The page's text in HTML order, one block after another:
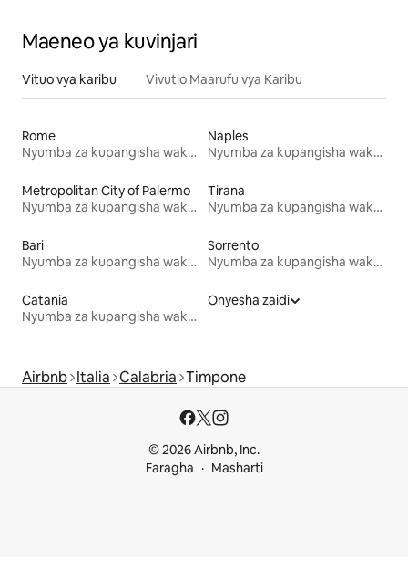
Maeneo ya kuvinjari
Vituo vya karibu Vivutio Maarufu vya Karibu
Rome
Nyumba za kupangisha wakati wa likizo
Naples
Nyumba za kupangisha wakati wa likizo
Metropolitan City of Palermo
Nyumba za kupangisha wakati wa likizo
Tirana
Nyumba za kupangisha wakati wa likizo
Bari
Nyumba za kupangisha wakati wa likizo
Sorrento
Nyumba za kupangisha wakati wa likizo
Catania
Nyumba za kupangisha wakati wa likizo
Onyesha zaidi
Airbnb Italia Calabria Timpone
© 2026 Airbnb, Inc.
Faragha
Masharti